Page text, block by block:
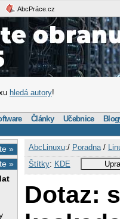
AbcPráce.cz
hledá autory!
Články Učebnice
»
»
AbcLinuxu:/ Poradna/
Štítky: KDE
Dotaz: